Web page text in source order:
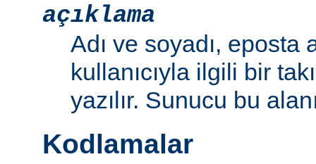
açıklama
Adı ve soyadı, eposta
kullanıcıyla ilgili bir
yazılır. Sunucu bu
Kodlamalar